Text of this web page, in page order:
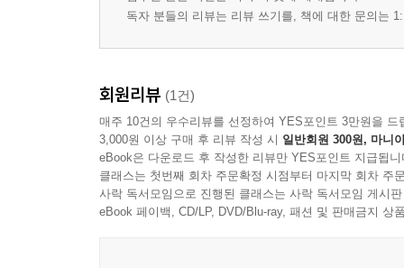
독자 분들의 리뷰는 리뷰 쓰기를, 책에 대한 문의는
회원리뷰 (1건)
매주 10건의 우수리뷰를 선정하여 YES포인트 3만원을 드
3,000원 이상 구매 후 리뷰 작성 시 일반회원 300원, 마니
eBook은 다운로드 후 작성한 리뷰만 YES포인트 지급됩니
클래스는 첫번째 회차 주문확정 시점부터 마지막 회차 주
사락 독서모임으로 진행된 클래스는 사락 독서모임 게시
eBook 페이백, CD/LP, DVD/Blu-ray, 패션 및 판매금지 상